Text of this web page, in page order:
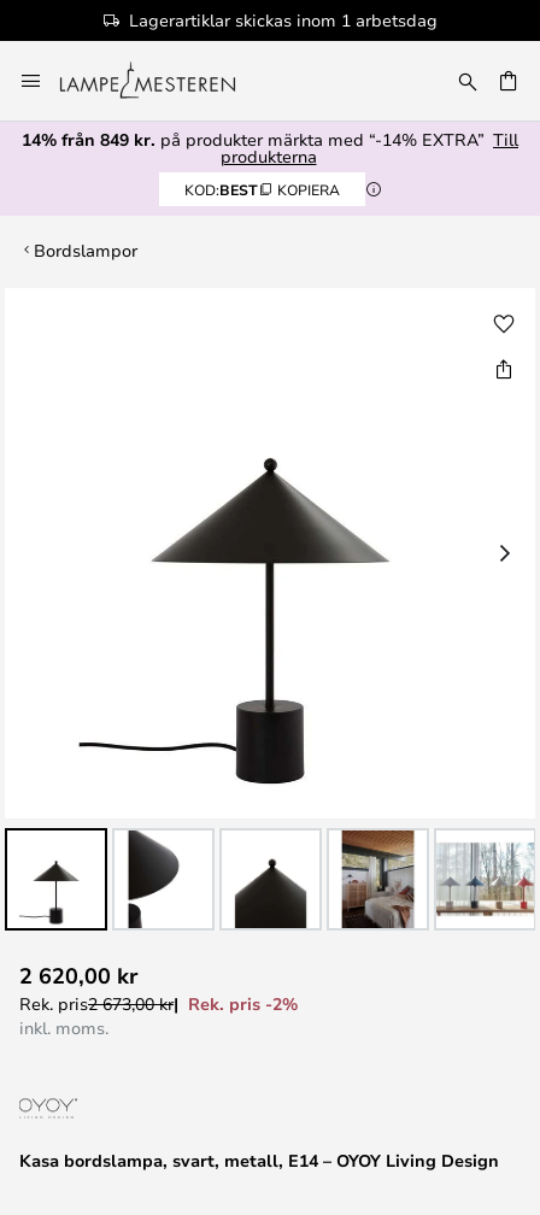
Lagerartiklar skickas inom 1 arbetsdag
till
innehållet
14% från 849 kr. på produkter märkta med “-14% EXTRA” Till
produkterna
KOD:BEST KOPIERA
Bordslampor
till
början
Kasa bordslampa, svart, metall, E14 – OYOY Living Design
2 620,00 kr
Rek. pris2 673,00 kr
Rek. pris -2%
inkl. moms.